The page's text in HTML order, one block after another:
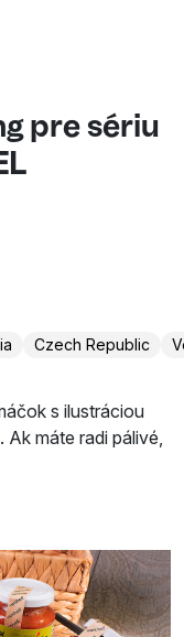
pre sériu
Czech Republic
s ilustráciou
máte radi pálivé,